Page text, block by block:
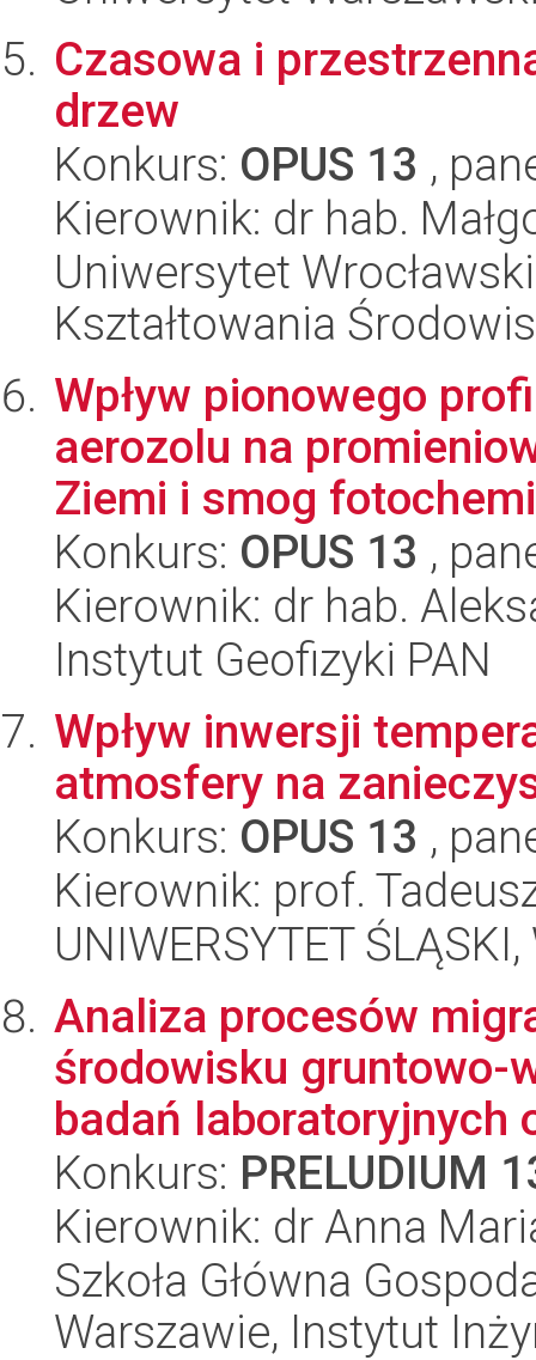
Czasowa i
drzew
Konkurs: OPUS 13 ,
Kierownik: dr hab.
Uniwersytet
Kształtowania
Wpływ pionowego
aerozolu na
Ziemi i smog
Konkurs: OPUS 13 ,
Kierownik: dr hab.
Instytut Geofizyki PAN
Wpływ inwersji
atmosfery na
Konkurs: OPUS 13 ,
Kierownik: prof.
UNIWERSYTET
Analiza procesów
środowisku gruntowo-
badań laboratoryjnych
Konkurs: PRELUDIUM
Kierownik: dr Anna
Szkoła Główna
Warszawie, Instytut